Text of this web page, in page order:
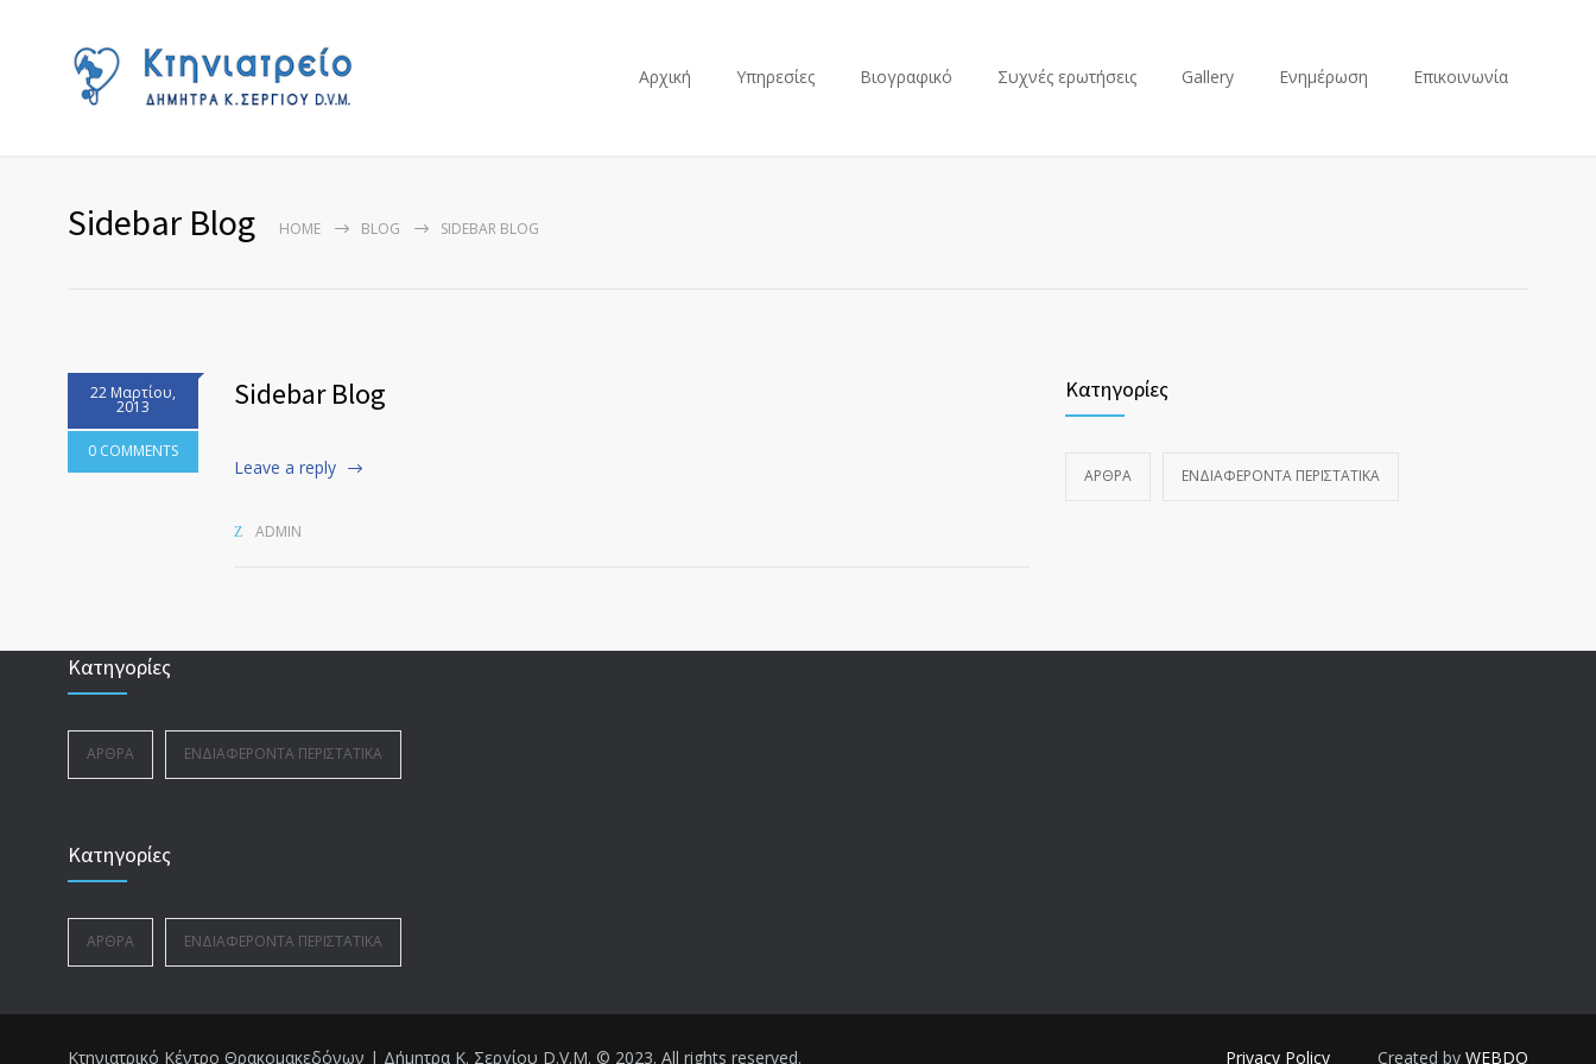
Αρχική Υπηρεσίες Βιογραφικό Συχνές ερωτήσεις Gallery Ενημέρωση Επικοινωνία
Sidebar Blog HOME BLOG SIDEBAR BLOG
22 Μαρτίου,
2013
0 COMMENTS
Sidebar Blog
Leave a reply
ADMIN
Κατηγορίες
ΆΡΘΡΑ ΕΝΔΙΑΦΈΡΟΝΤΑ ΠΕΡΙΣΤΑΤΙΚΆ
Κατηγορίες
ΆΡΘΡΑ ΕΝΔΙΑΦΈΡΟΝΤΑ ΠΕΡΙΣΤΑΤΙΚΆ
Κατηγορίες
ΆΡΘΡΑ ΕΝΔΙΑΦΈΡΟΝΤΑ ΠΕΡΙΣΤΑΤΙΚΆ
Κτηνιατρικό Κέντρο Θρακομακεδόνων | Δήμητρα Κ. Σεργίου D.V.M. © 2023. All rights reserved. Created by WEBDO
Privacy Policy